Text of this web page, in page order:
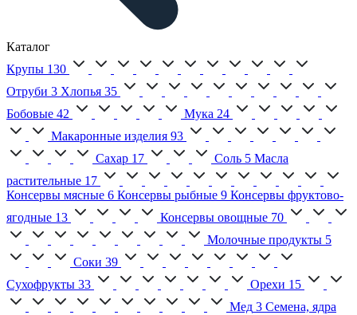
Каталог
Крупы 130
Отруби 3 Хлопья 35
Бобовые 42 Мука 24
Макаронные изделия 93
Сахар 17 Соль 5 Масла
растительные 17
Консервы мясные 6 Консервы рыбные 9 Консервы фруктово-
ягодные 13 Консервы овощные 70
Молочные продукты 5
Соки 39
Сухофрукты 33 Орехи 15
Мед 3 Семена, ядра